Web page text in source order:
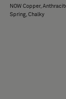
NOW Copper,
Spring, Chalky